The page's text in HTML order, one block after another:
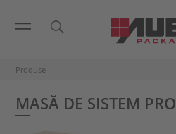
Produse
MASĂ DE SISTEM PRO